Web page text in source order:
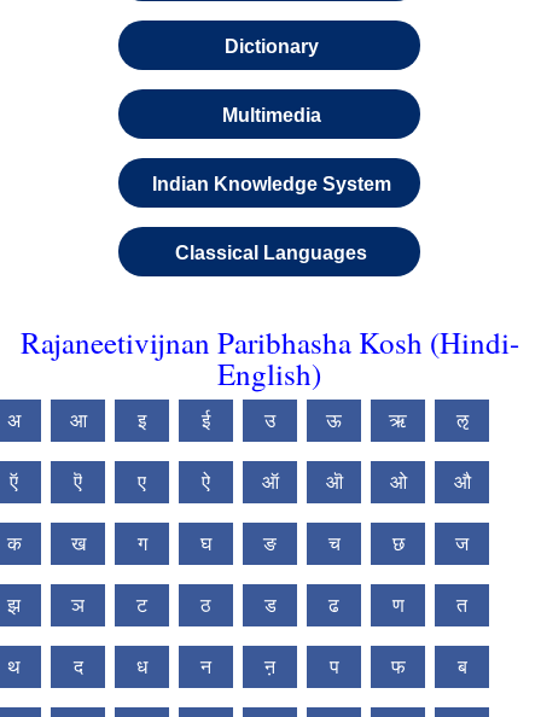
Dictionary
Multimedia
Indian Knowledge System
Classical Languages
Rajaneetivijnan Paribhasha Kosh (Hindi-
English)
अ आ इ ई उ ऊ ऋ ऌ
ऍ ऎ ए ऐ ऑ ऒ ओ औ
क ख ग घ ङ च छ ज
झ ञ ट ठ ड ढ ण त
थ द ध न ऩ प फ ब